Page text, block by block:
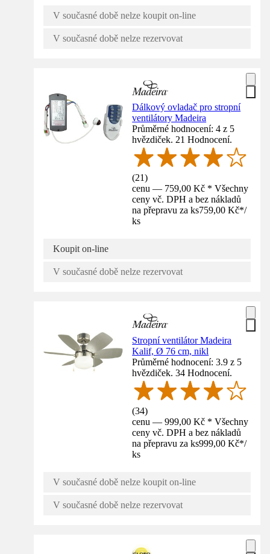
V současné době nelze koupit on-line
V současné době nelze rezervovat
Dálkový ovladač pro stropní
ventilátory Madeira
Průměrné hodnocení: 4 z 5
hvězdiček. 21 Hodnocení.
(21)
cenu — 759,00 Kč * Všechny
ceny vč. DPH a bez nákladů
na přepravu za ks759,00 Kč*/
ks
Koupit on-line
V současné době nelze rezervovat
Stropní ventilátor Madeira
Kalif, Ø 76 cm, nikl
Průměrné hodnocení: 3.9 z 5
hvězdiček. 34 Hodnocení.
(34)
cenu — 999,00 Kč * Všechny
ceny vč. DPH a bez nákladů
na přepravu za ks999,00 Kč*/
ks
V současné době nelze koupit on-line
V současné době nelze rezervovat